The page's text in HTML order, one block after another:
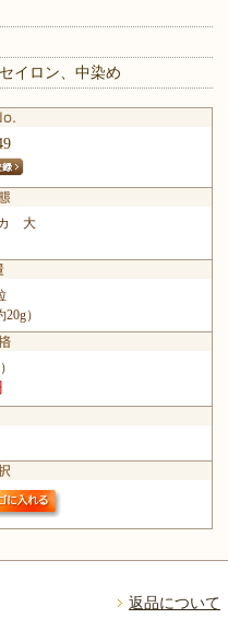
イロン、中染め
大
）
返品について